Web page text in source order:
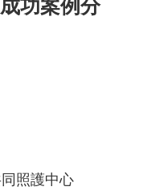
功案例分
照護中心